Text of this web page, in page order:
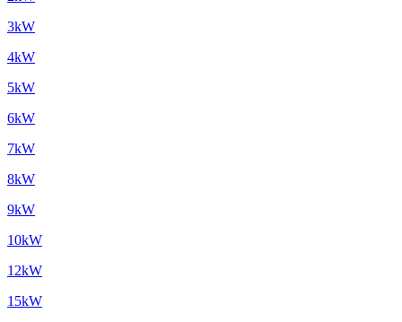
3kW
4kW
5kW
6kW
7kW
8kW
9kW
10kW
12kW
15kW